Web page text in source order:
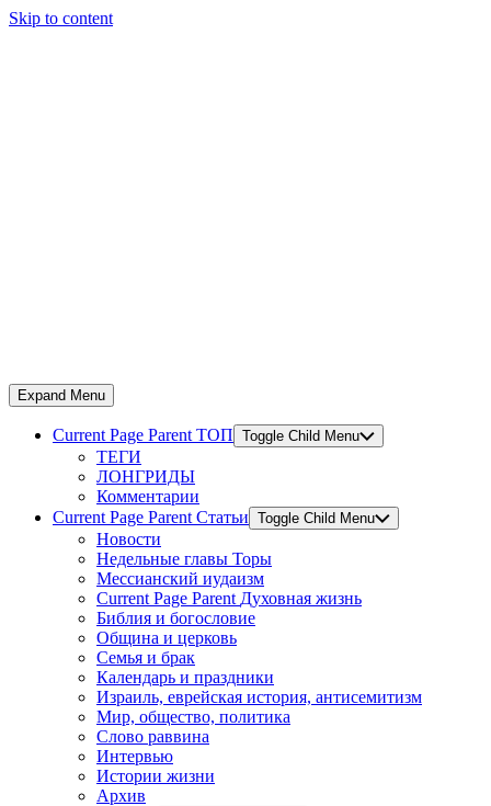
Skip to content
Expand Menu
Current Page Parent ТОП Toggle Child Menu
ТЕГИ
ЛОНГРИДЫ
Комментарии
Current Page Parent Статьи Toggle Child Menu
Новости
Недельные главы Торы
Мессианский иудаизм
Current Page Parent Духовная жизнь
Библия и богословие
Община и церковь
Семья и брак
Календарь и праздники
Израиль, еврейская история, антисемитизм
Мир, общество, политика
Слово раввина
Интервью
Истории жизни
Архив